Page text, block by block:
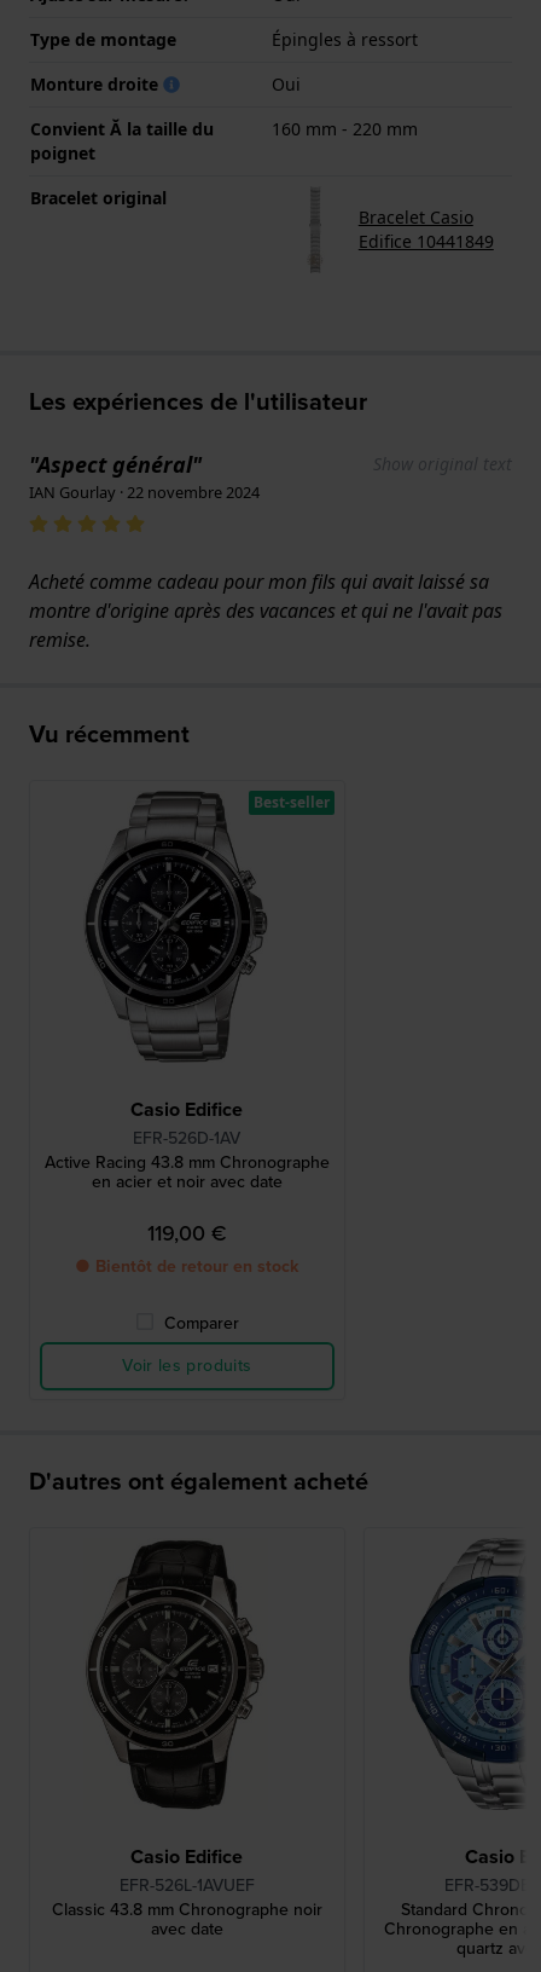
Type de montage
Épingles à ressort
Monture droite
Oui
Convient Ă la taille du
poignet
160 mm - 220 mm
Bracelet original
Bracelet Casio
Edifice 10441849
Les expériences de l'utilisateur
"Aspect général" Show original text
IAN Gourlay · 22 novembre 2024
Acheté comme cadeau pour mon fils qui avait laissé sa
montre d'origine après des vacances et qui ne l'avait pas
remise.
Vu récemment
Casio Edifice
EFR-526D-1AV
Active Racing 43.8 mm Chronographe
en acier et noir avec date
119,00 €
● Bientôt de retour en stock
Comparer
Voir les produits
Best-seller
D'autres ont également acheté
Casio Edifice
EFR-526L-1AVUEF
Classic 43.8 mm Chronographe noir
avec date
Casio
EFR-
Standard
Chronographe en
quartz